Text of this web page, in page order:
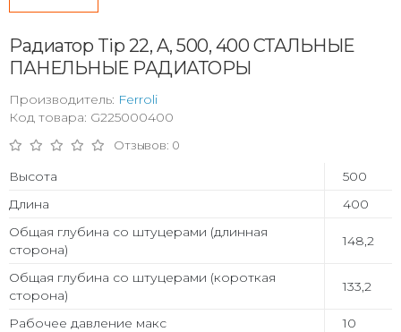
Радиатор Tip 22, A, 500, 400 СТАЛЬНЫЕ
ПАНЕЛЬНЫЕ РАДИАТОРЫ
Производитель: Ferroli
Код товара: G225000400
Отзывов: 0
Высота
500
Длина
400
Общая глубина со штуцерами (длинная
сторона)
148,2
Общая глубина со штуцерами (короткая
сторона)
133,2
Рабочее давление макс
10